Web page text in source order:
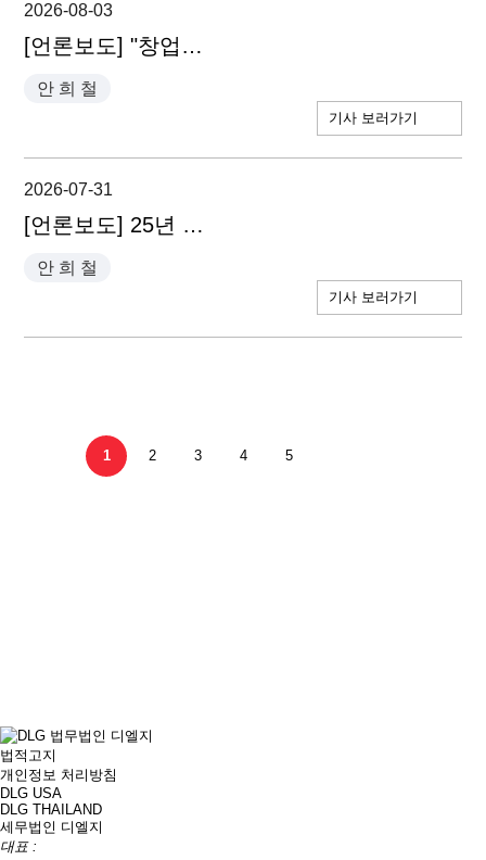
2026-08-03
[언론보도] "창업생태계 망치는 무늬만 모험자본…실패 용인 투자문화 필요" - 안희철 대표변호사
안 희 철
기사 보러가기
2026-07-31
[언론보도] 25년 묵은 RCPS 투자 관행…'R' 떼어낼 수 있을까 - 안희철 대표변호사
안 희 철
기사 보러가기
1 2 3 4 5
법적고지
개인정보 처리방침
DLG USA
DLG THAILAND
세무법인 디엘지
대표 :